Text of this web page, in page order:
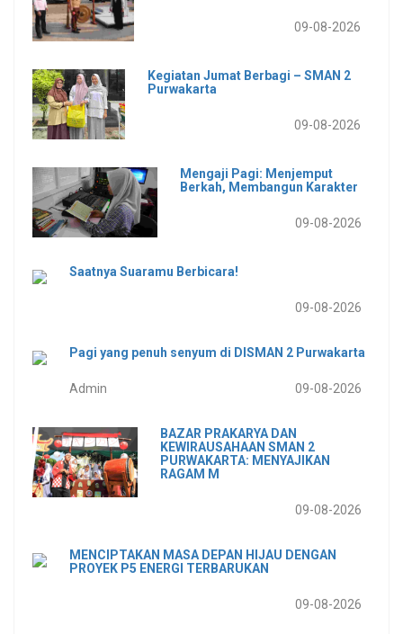
09-08-2026
Kegiatan Jumat Berbagi – SMAN 2
Purwakarta
09-08-2026
Mengaji Pagi: Menjemput
Berkah, Membangun Karakter
09-08-2026
Saatnya Suaramu Berbicara!
09-08-2026
Pagi yang penuh senyum di DISMAN 2 Purwakarta
Admin 09-08-2026
BAZAR PRAKARYA DAN
KEWIRAUSAHAAN SMAN 2
PURWAKARTA: MENYAJIKAN
RAGAM M
09-08-2026
MENCIPTAKAN MASA DEPAN HIJAU DENGAN
PROYEK P5 ENERGI TERBARUKAN
09-08-2026